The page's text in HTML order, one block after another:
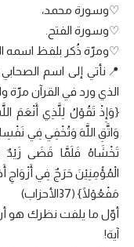
♡وسورة محمد،
♡وسورة الفتح.
♡ومرّة ذُكر بلفظ اسمه
📍نأتي إلى اسم
الذي ورد في القرآن مرّة
{وَإِذْ تَقُوْلُ لِلَّذِي أَنْعَمَ
وَاتَّقِ اللَّهَ وَتُخْفِي فِي
تَخْشَاهُ فَلَمَّا قَضَى زَيْدٌ
الْمُؤْمِنِيْنَ حَرَجٌ فِي أَزْوَاجِ
مَفْعُوْلًا} (37الأحزاب)
آية!